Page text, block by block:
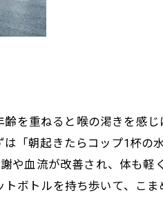
を重ねると喉の渇きを感
「朝起きたらコップ1杯の
や血流が改善され、体も
ボトルを持ち歩いて、こ